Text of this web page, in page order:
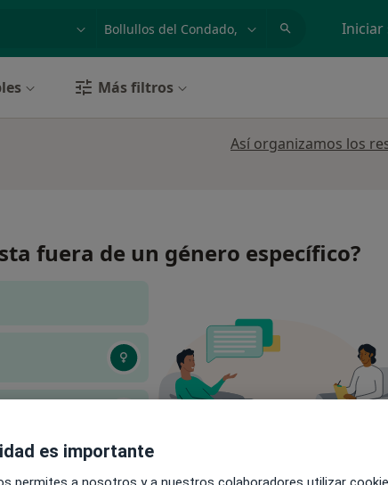
enfermedad o nombre Iniciar
Más filtros
Así organizamos los
fuera de un género específico?
es importante